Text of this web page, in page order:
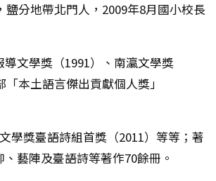
鹽分地帶北門人，2009年8月國小校長
導文學獎（1991）、南瀛文學獎
「本土語言傑出貢獻個人獎」
學獎臺語詩組首獎（2011）等等；著
藝陣及臺語詩等著作70餘冊。